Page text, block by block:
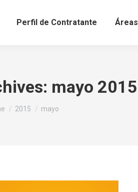
Perfil de Contratante Áreas
mayo 2015
here:
2015 mayo